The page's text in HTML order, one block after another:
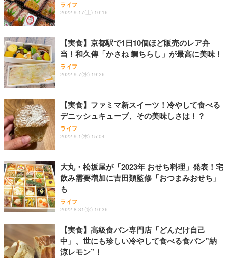
ライフ
2022.9.17(土) 10:16
【実食】京都駅で1日10個ほど販売のレア弁
当！和久傳「かさね 鯛ちらし」が最高に美味！
ライフ
2022.9.7(水) 19:26
【実食】ファミマ新スイーツ！冷やして食べる
デニッシュキューブ、その美味しさは！？
ライフ
2022.9.1(木) 15:04
大丸・松坂屋が「2023年 おせち料理」発表！宅
飲み需要増加に吉田類監修「おつまみおせち」
も
ライフ
2022.8.31(水) 10:36
【実食】高級食パン専門店「どんだけ自己
中」、世にも珍しい冷やして食べる食パン”納
涼レモン”！